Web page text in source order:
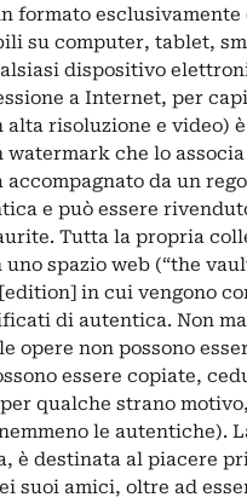
formato esclusivamente
su computer, tablet,
dispositivo
a Internet, per
risoluzione e video) è
watermark che lo
da un
e può essere
Tutta la propria
spazio web (“the
in cui vengono
di autentica. Non
opere non possono
essere copiate,
qualche strano
le autentiche).
è destinata al piacere
suoi amici, oltre ad